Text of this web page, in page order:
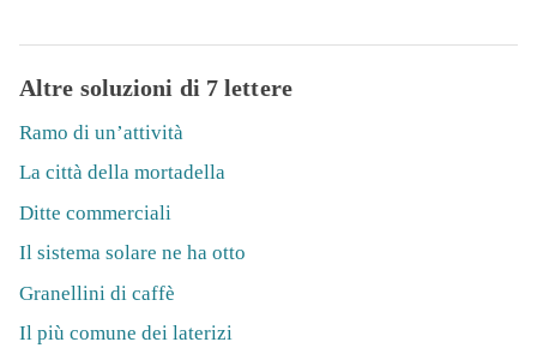
Altre soluzioni di 7 lettere
Ramo di un’attività
La città della mortadella
Ditte commerciali
Il sistema solare ne ha otto
Granellini di caffè
Il più comune dei laterizi